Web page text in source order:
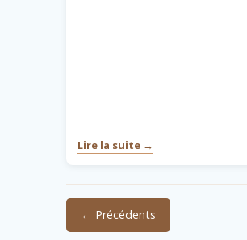
Lire la suite →
← Précédents